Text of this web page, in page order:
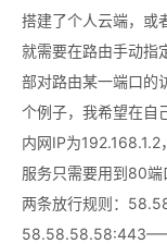
搭建了个人云端，或
就需要在路由手动指
部对路由某一端口的
个例子，我希望在自
内网IP为
服务只需要用到80
两条放行规则：